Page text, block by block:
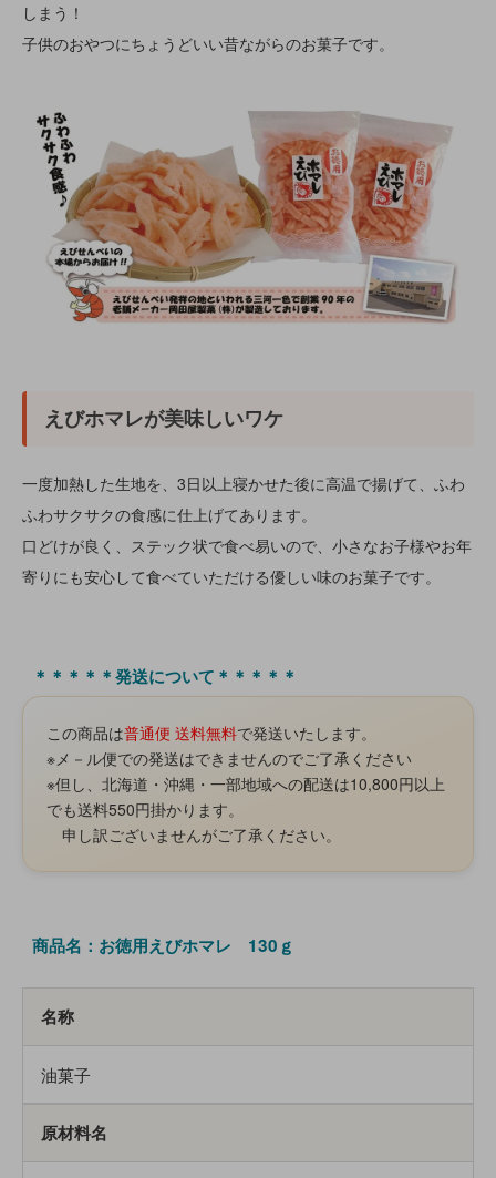
しまう！
子供のおやつにちょうどいい昔ながらのお菓子です。
えびホマレが美味しいワケ
一度加熱した生地を、3日以上寝かせた後に高温で揚げて、ふわ
ふわサクサクの食感に仕上げてあります。
口どけが良く、ステック状で食べ易いので、小さなお子様やお年
寄りにも安心して食べていただける優しい味のお菓子です。
＊＊＊＊＊発送について＊＊＊＊＊
この商品は普通便 送料無料で発送いたします。
※メ－ル便での発送はできませんのでご了承ください
※但し、北海道・沖縄・一部地域への配送は10,800円以上
でも送料550円掛かります。
申し訳ございませんがご了承ください。
商品名：お徳用えびホマレ 130ｇ
名称
油菓子
原材料名